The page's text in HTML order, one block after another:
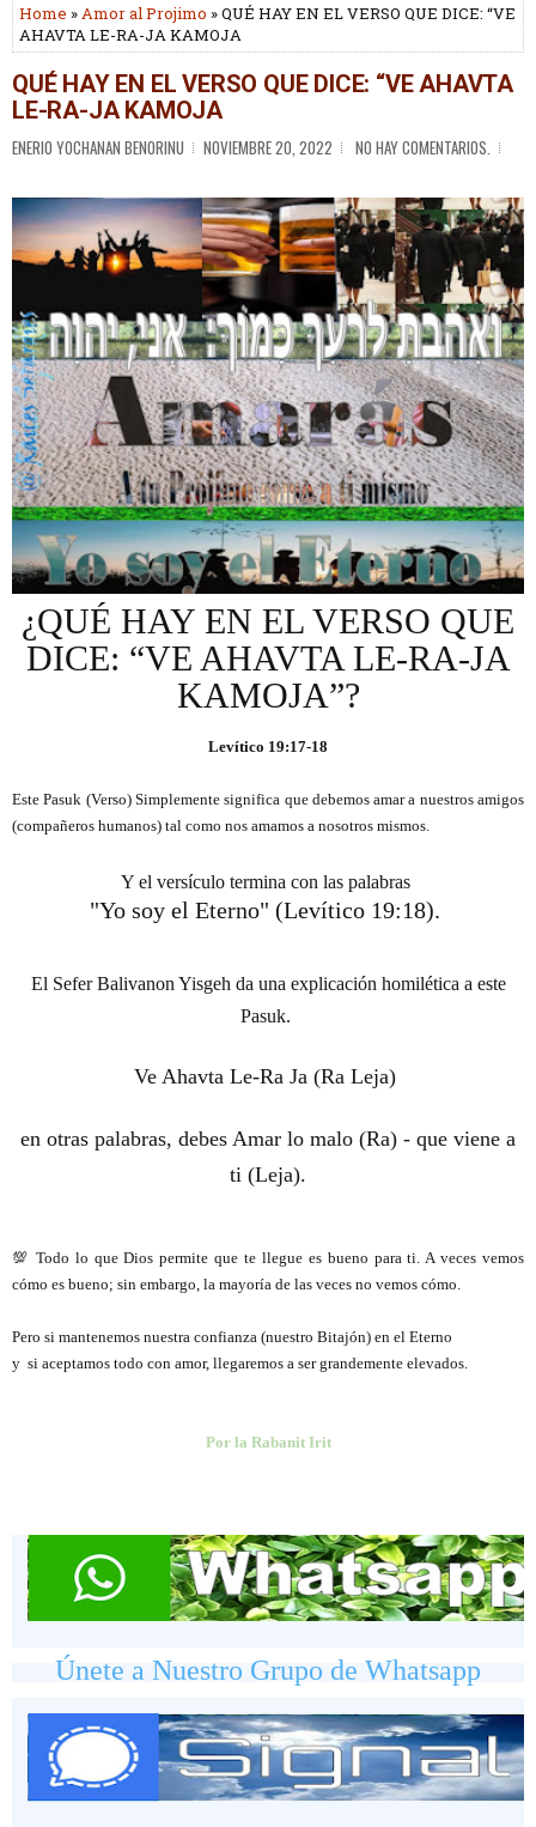
Home » Amor al Projimo » QUÉ HAY EN EL VERSO QUE DICE: “VE
AHAVTA LE-RA-JA KAMOJA
QUÉ HAY EN EL VERSO QUE DICE: “VE AHAVTA
LE-RA-JA KAMOJA
ENERIO YOCHANAN BENORINU NOVIEMBRE 20, 2022 NO HAY COMENTARIOS.
¿QUÉ HAY EN EL VERSO QUE
DICE: “VE AHAVTA LE-RA-JA
KAMOJA”?
Levítico 19:17-18
Este Pasuk (Verso) Simplemente significa que debemos amar a nuestros amigos
(compañeros humanos) tal como nos amamos a nosotros mismos.
Y el versículo termina con las palabras
"Yo soy el Eterno" (Levítico 19:18).
El Sefer Balivanon Yisgeh da una explicación homilética a este
Pasuk.
Ve Ahavta Le-Ra Ja (Ra Leja)
en otras palabras, debes Amar lo malo (Ra) - que viene a
ti (Leja).
💯 Todo lo que Dios permite que te llegue es bueno para ti. A veces vemos
cómo es bueno; sin embargo, la mayoría de las veces no vemos cómo.
Pero si mantenemos nuestra confianza (nuestro Bitajón) en el Eterno
y si aceptamos todo con amor, llegaremos a ser grandemente elevados.
Por la Rabanit Irit
Únete a Nuestro Grupo de Whatsapp